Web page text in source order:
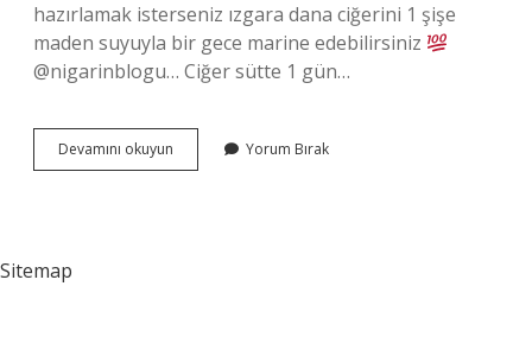
hazırlamak isterseniz ızgara dana ciğerini 1 şişe
maden suyuyla bir gece marine edebilirsiniz
@nigarinblogu… Ciğer sütte 1 gün…
Devamını okuyun
Ciğeri
Yorum Bırak
Sitemap